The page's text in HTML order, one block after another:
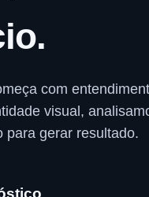
com
visual,
para gerar resultado.